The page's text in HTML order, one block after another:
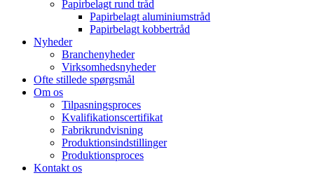
Papirbelagt rund tråd
Papirbelagt aluminiumstråd
Papirbelagt kobbertråd
Nyheder
Branchenyheder
Virksomhedsnyheder
Ofte stillede spørgsmål
Om os
Tilpasningsproces
Kvalifikationscertifikat
Fabrikrundvisning
Produktionsindstillinger
Produktionsproces
Kontakt os